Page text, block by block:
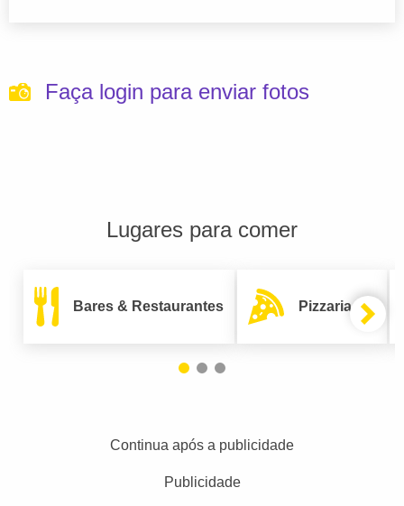
Faça login para enviar fotos
Lugares para comer
Bares & Restaurantes Pizzarias
Continua após a publicidade
Publicidade